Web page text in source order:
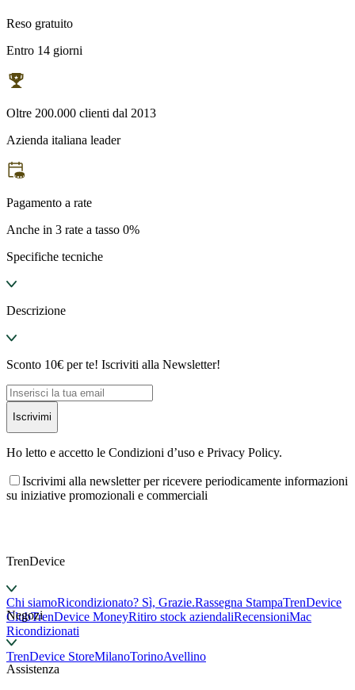
Reso gratuito
Entro 14 giorni
Oltre 200.000 clienti dal 2013
Azienda italiana leader
Pagamento a rate
Anche in 3 rate a tasso 0%
Specifiche tecniche
Descrizione
Sconto 10€ per te! Iscriviti alla Newsletter!
Iscrivimi
Ho letto e accetto le Condizioni d’uso e Privacy Policy.
Iscrivimi alla newsletter per ricevere periodicamente informazioni
su iniziative promozionali e commerciali
TrenDevice
Chi siamoRicondizionato? Sì, Grazie.Rassegna StampaTrenDevice
ClubTrenDevice MoneyRitiro stock aziendaliRecensioniMac
Ricondizionati
Negozi
TrenDevice StoreMilanoTorinoAvellino
Assistenza